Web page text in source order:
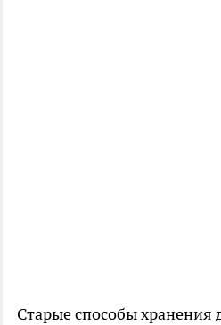
Старые способы хранения